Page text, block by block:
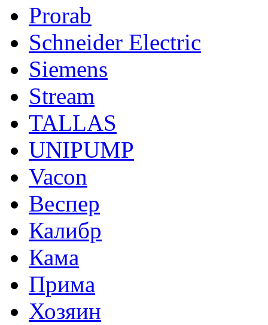
Prorab
Schneider Electric
Siemens
Stream
TALLAS
UNIPUMP
Vacon
Веспер
Калибр
Кама
Прима
Хозяин